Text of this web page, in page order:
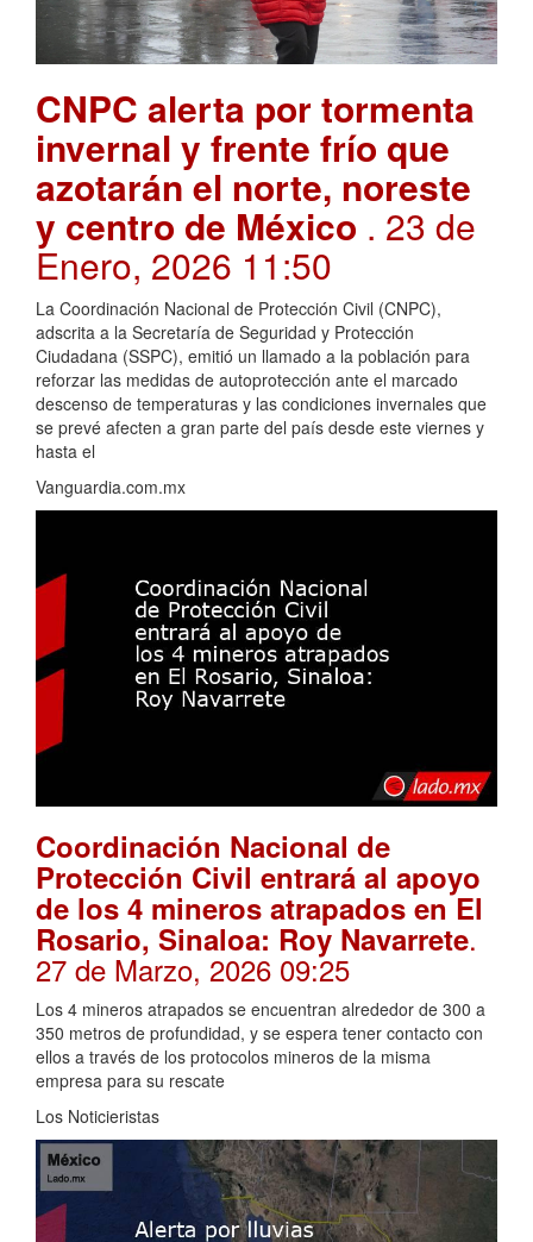
CNPC alerta por tormenta
invernal y frente frío que
azotarán el norte, noreste
y centro de México . 23 de
Enero, 2026 11:50
La Coordinación Nacional de Protección Civil (CNPC),
adscrita a la Secretaría de Seguridad y Protección
Ciudadana (SSPC), emitió un llamado a la población para
reforzar las medidas de autoprotección ante el marcado
descenso de temperaturas y las condiciones invernales que
se prevé afecten a gran parte del país desde este viernes y
hasta el
Vanguardia.com.mx
Coordinación Nacional de
Protección Civil entrará al apoyo
de los 4 mineros atrapados en El
Rosario, Sinaloa: Roy Navarrete.
27 de Marzo, 2026 09:25
Los 4 mineros atrapados se encuentran alrededor de 300 a
350 metros de profundidad, y se espera tener contacto con
ellos a través de los protocolos mineros de la misma
empresa para su rescate
Los Noticieristas